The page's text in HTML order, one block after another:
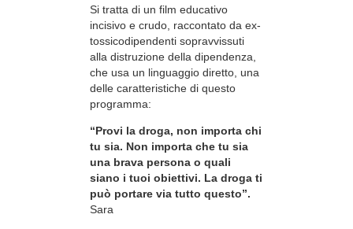
Si tratta di un film educativo
incisivo e crudo, raccontato da ex-
tossicodipendenti sopravvissuti
alla distruzione della dipendenza,
che usa un linguaggio diretto, una
delle caratteristiche di questo
programma:
“Provi la droga, non importa chi
tu sia. Non importa che tu sia
una brava persona o quali
siano i tuoi obiettivi. La droga ti
può portare via tutto questo”.
Sara